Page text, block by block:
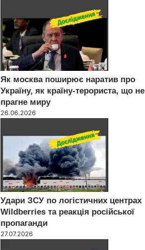
Як москва поширює наратив про
Україну, як країну-терориста, що не
прагне миру
26.06.2026
Удари ЗСУ по логістичних центрах
Wildberries та реакція російської
пропаганди
27.07.2026